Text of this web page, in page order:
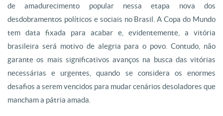
de amadurecimento popular nessa etapa nova dos
desdobramentos políticos e sociais no Brasil. A Copa do Mundo
tem data fixada para acabar e, evidentemente, a vitória
brasileira será motivo de alegria para o povo. Contudo, não
garante os mais significativos avanços na busca das vitórias
necessárias e urgentes, quando se considera os enormes
desafios a serem vencidos para mudar cenários desoladores que
mancham a pátria amada.